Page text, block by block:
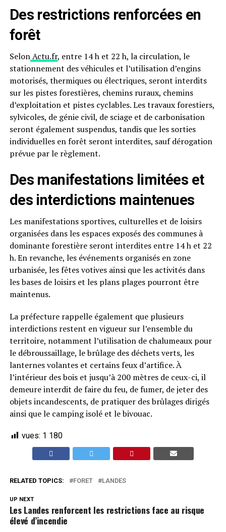
Des restrictions renforcées en
forêt
SelonActu.fr, entre 14 h et 22 h, la circulation, le
stationnement des véhicules et l’utilisation d’engins
motorisés, thermiques ou électriques, seront interdits
sur les pistes forestières, chemins ruraux, chemins
d’exploitation et pistes cyclables. Les travaux forestiers,
sylvicoles, de génie civil, de sciage et de carbonisation
seront également suspendus, tandis que les sorties
individuelles en forêt seront interdites, sauf dérogation
prévue par le règlement.
Des manifestations limitées et
des interdictions maintenues
Les manifestations sportives, culturelles et de loisirs
organisées dans les espaces exposés des communes à
dominante forestière seront interdites entre 14 h et 22
h. En revanche, les événements organisés en zone
urbanisée, les fêtes votives ainsi que les activités dans
les bases de loisirs et les plans plages pourront être
maintenus.
La préfecture rappelle également que plusieurs
interdictions restent en vigueur sur l’ensemble du
territoire, notamment l’utilisation de chalumeaux pour
le débroussaillage, le brûlage des déchets verts, les
lanternes volantes et certains feux d’artifice. À
l’intérieur des bois et jusqu’à 200 mètres de ceux-ci, il
demeure interdit de faire du feu, de fumer, de jeter des
objets incandescents, de pratiquer des brûlages dirigés
ainsi que le camping isolé et le bivouac.
vues: 1 180
RELATED TOPICS: FORET LANDES
UP NEXT
Les Landes renforcent les restrictions face au risque
élevé d’incendie